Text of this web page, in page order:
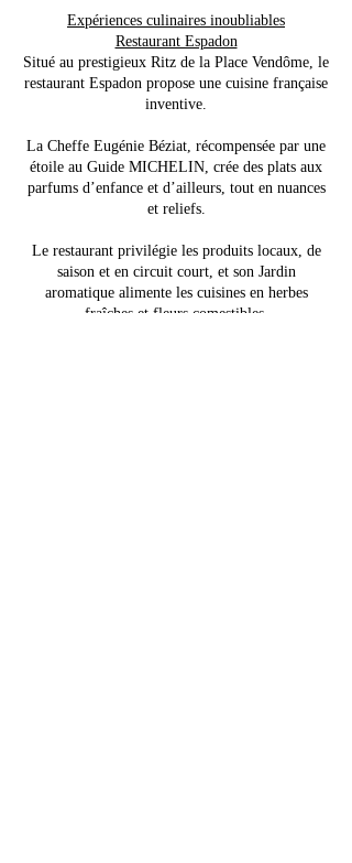
Expériences culinaires inoubliables
Restaurant Espadon
Situé au prestigieux Ritz de la Place Vendôme, le
restaurant Espadon propose une cuisine française
inventive.
La Cheffe Eugénie Béziat, récompensée par une
étoile au Guide MICHELIN, crée des plats aux
parfums d’enfance et d’ailleurs, tout en nuances
et reliefs.
Le restaurant privilégie les produits locaux, de
saison et en circuit court, et son Jardin
aromatique alimente les cuisines en herbes
fraîches et fleurs comestibles.